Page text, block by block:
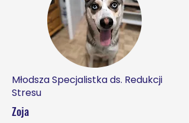
Młodsza Specjalistka ds. Redukcji
Stresu
Zoja​